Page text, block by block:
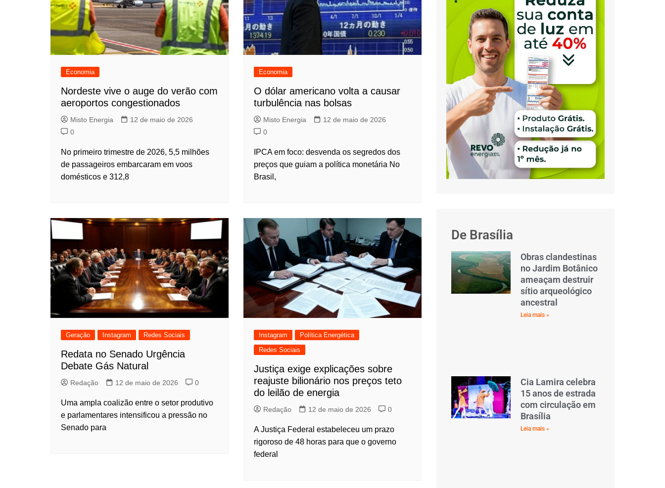
Economia
Nordeste vive o auge do verão com
aeroportos congestionados
Misto Energia
12 de maio de 2026
0
No primeiro trimestre de 2026, 5,5 milhões
de passageiros embarcaram em voos
domésticos e 312,8
Economia
O dólar americano volta a causar
turbulência nas bolsas
Misto Energia
12 de maio de 2026
0
IPCA em foco: desvenda os segredos dos
preços que guiam a política monetária No
Brasil,
Geração Instagram Redes Sociais
Redata no Senado Urgência
Debate Gás Natural
Redação 12 de maio de 2026 0
Uma ampla coalizão entre o setor produtivo
e parlamentares intensificou a pressão no
Senado para
Instagram
Política Energética
Redes Sociais
Justiça exige explicações sobre
reajuste bilionário nos preços teto
do leilão de energia
Redação 12 de maio de 2026 0
A Justiça Federal estabeleceu um prazo
rigoroso de 48 horas para que o governo
federal
De Brasília
Obras clandestinas
no Jardim Botânico
ameaçam destruir
sítio arqueológico
ancestral
Leia mais »
Cia Lamira celebra
15 anos de estrada
com circulação em
Brasília
Leia mais »